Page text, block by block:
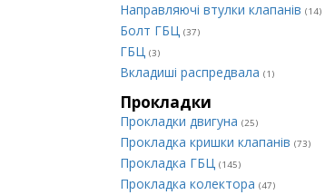
Направляючі втулки клапанів (14)
Болт ГБЦ (37)
ГБЦ (3)
Вкладиші распредвала (1)
Прокладки
Прокладки двигуна (25)
Прокладка кришки клапанів (73)
Прокладка ГБЦ (145)
Прокладка колектора (47)